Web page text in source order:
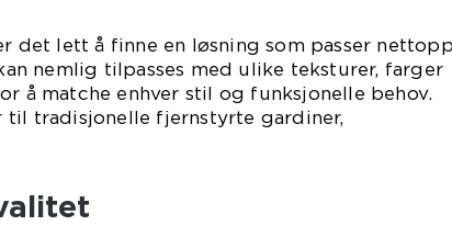
det lett å finne en løsning som passer nettopp
nemlig tilpasses med ulike teksturer, farger
å matche enhver stil og funksjonelle behov.
til tradisjonelle fjernstyrte gardiner,